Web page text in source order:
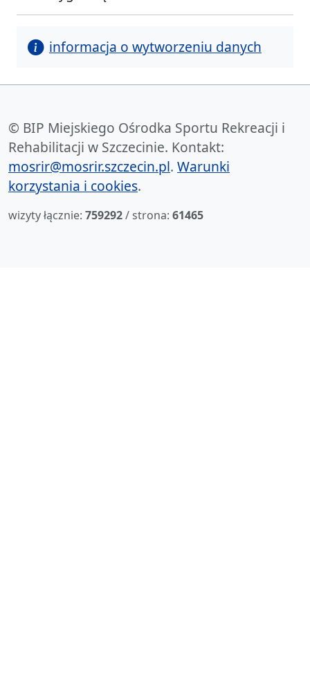
informacja o wytworzeniu danych
© BIP Miejskiego Ośrodka Sportu Rekreacji i
Rehabilitacji w Szczecinie. Kontakt:
mosrir@mosrir.szczecin.pl. Warunki
korzystania i cookies.
wizyty łącznie: 759292/ strona: 61465